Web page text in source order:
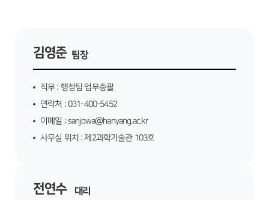
김영준 팀장
직무 : 행정팀 업무총괄
연락처 : 031-400-5452
이메일 : sanjowa@hanyang.ac.kr
사무실 위치 :제2과학기술관 103호
전연수 대리